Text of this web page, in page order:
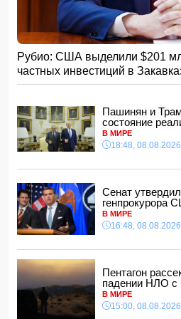
15:48, 08.08.2026
Умер отец Лионеля Месси
15:28, 08.08.2026
Хикмет Гаджиев: Ильхам Алиев
войне, и в мире- ВИДЕО
15:08, 08.08.2026
Пентагон рассекретил
человеком внутри
15:00, 08.08.2026
Белый, черный или яркий:
14:48, 08.08.2026
Зеленский встретился с
14:40, 08.08.2026
В Азербайджане ожидается
объявлено предупреждение
14:34, 08.08.2026
В Агдашском районе
с церемонией помолвки с
несовершеннолетней
14:28, 08.08.2026
Рубио: США выделили $201
частных инвестиций в
Пашинян и
состояние
В МИРЕ
18:48, 08.08.2026
Сенат
генпрокурора
В МИРЕ
16:48, 08.08.2026
Пентагон
падении НЛО с
В МИРЕ
15:00, 08.08.2026